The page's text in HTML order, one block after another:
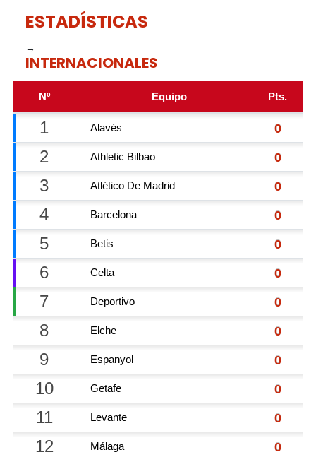
ESTADÍSTICAS
→
INTERNACIONALES